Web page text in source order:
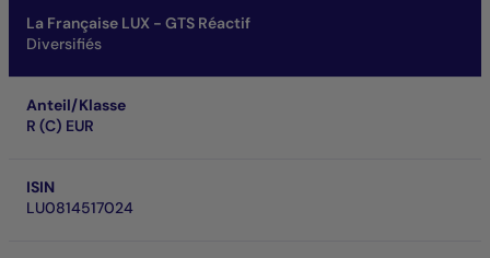
La Française LUX - GTS Réactif
Diversifiés
Anteil/Klasse
R (C) EUR
ISIN
LU0814517024